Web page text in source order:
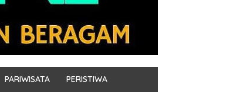
PARIWISATA PERISTIWA